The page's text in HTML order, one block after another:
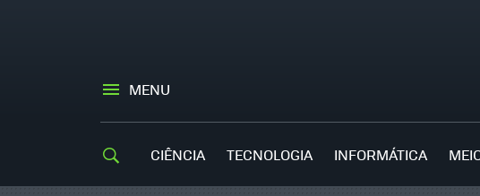
MENU
CIÊNCIA TECNOLOGIA INFORMÁTICA